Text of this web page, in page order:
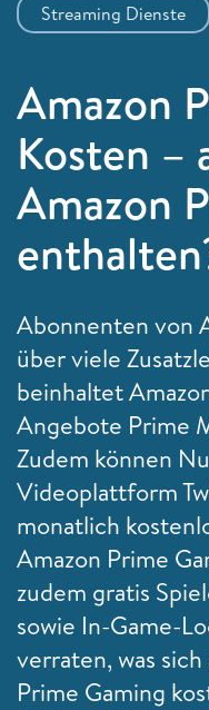
Streaming Dienste
Amazon
Kosten –
Amazon
Abonnenten von
über viele
beinhaltet
Angebote Prime
Zudem können
Videoplattform
monatlich
Amazon Prime
zudem gratis
sowie In-Game-
verraten, was
Prime Gaming